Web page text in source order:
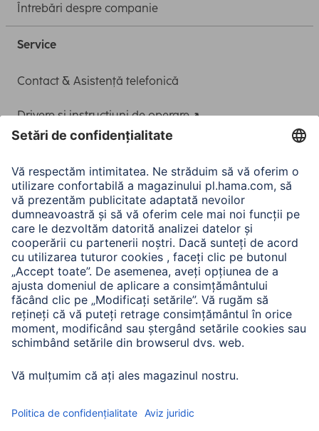
Întrebări despre companie
Service
Contact & Asistență telefonică
Drivere și instrucțiuni de operare
A.N.P.C.
A.N.P.C. SAL
Companie
Istoria companiei
Hama Mondial